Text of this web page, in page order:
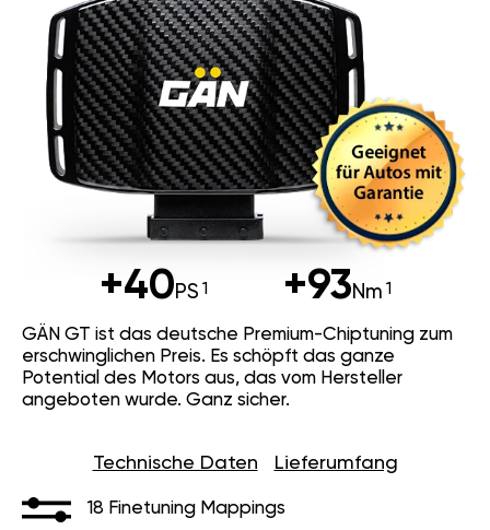
+40PS +93Nm
GÄN GT ist das deutsche Premium-Chiptuning zum
erschwinglichen Preis. Es schöpft das ganze
Potential des Motors aus, das vom Hersteller
angeboten wurde. Ganz sicher.
Technische Daten Lieferumfang
18 Finetuning Mappings